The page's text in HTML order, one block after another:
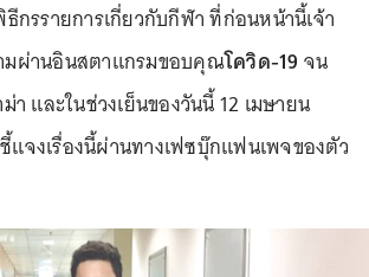
กรรายการเกี่ยวกับกีฬา ที่ก่อนหน้านี้เจ้า
มผ่านอินสตาแกรมขอบคุณโควิด-19 จน
า และในช่วงเย็นของวันนี้ 12 เมษายน
จงเรื่องนี้ผ่านทางเฟซบุ๊กแฟนเพจของตัว